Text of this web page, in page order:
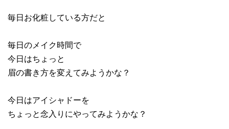
毎日お化粧している方だと
毎日のメイク時間で
今日はちょっと
眉の書き方を変えてみようかな？
今日はアイシャドーを
ちょっと念入りにやってみようかな？